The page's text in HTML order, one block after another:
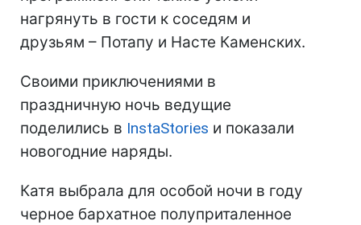
нагрянуть в гости к соседям и
друзьям – Потапу и Насте Каменских.
Своими приключениями в
праздничную ночь ведущие
поделились в InstaStories и показали
новогодние наряды.
Катя выбрала для особой ночи в году
черное бархатное полуприталенное